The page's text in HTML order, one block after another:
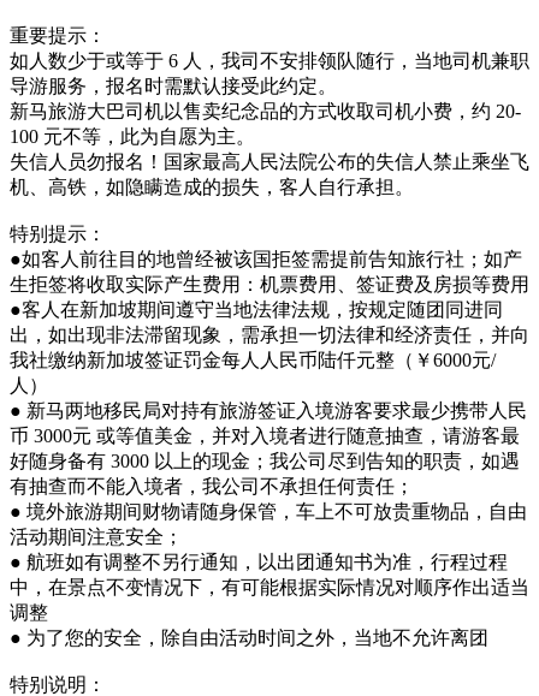
重要提示：
如人数少于或等于 6 人，我司不安排领队随行，当地司机兼职
导游服务，报名时需默认接受此约定。
新马旅游大巴司机以售卖纪念品的方式收取司机小费，约 20-
100 元不等，此为自愿为主。
失信人员勿报名！国家最高人民法院公布的失信人禁止乘坐飞
机、高铁，如隐瞒造成的损失，客人自行承担。
特别提示：
●如客人前往目的地曾经被该国拒签需提前告知旅行社；如产
生拒签将收取实际产生费用：机票费用、签证费及房损等费用
●客人在新加坡期间遵守当地法律法规，按规定随团同进同
出，如出现非法滞留现象，需承担一切法律和经济责任，并向
我社缴纳新加坡签证罚金每人人民币陆仟元整（￥6000元/
人）
● 新马两地移民局对持有旅游签证入境游客要求最少携带人民
币 3000元 或等值美金，并对入境者进行随意抽查，请游客最
好随身备有 3000 以上的现金；我公司尽到告知的职责，如遇
有抽查而不能入境者，我公司不承担任何责任；
● 境外旅游期间财物请随身保管，车上不可放贵重物品，自由
活动期间注意安全；
● 航班如有调整不另行通知，以出团通知书为准，行程过程
中，在景点不变情况下，有可能根据实际情况对顺序作出适当
调整
● 为了您的安全，除自由活动时间之外，当地不允许离团
特别说明：